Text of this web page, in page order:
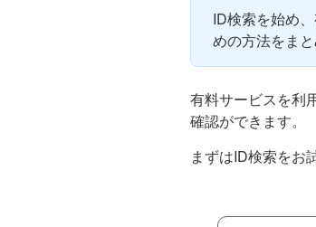
ID検索を始め
めの方法をまと
有料サービスを利
確認ができます。
まずはID検索をお